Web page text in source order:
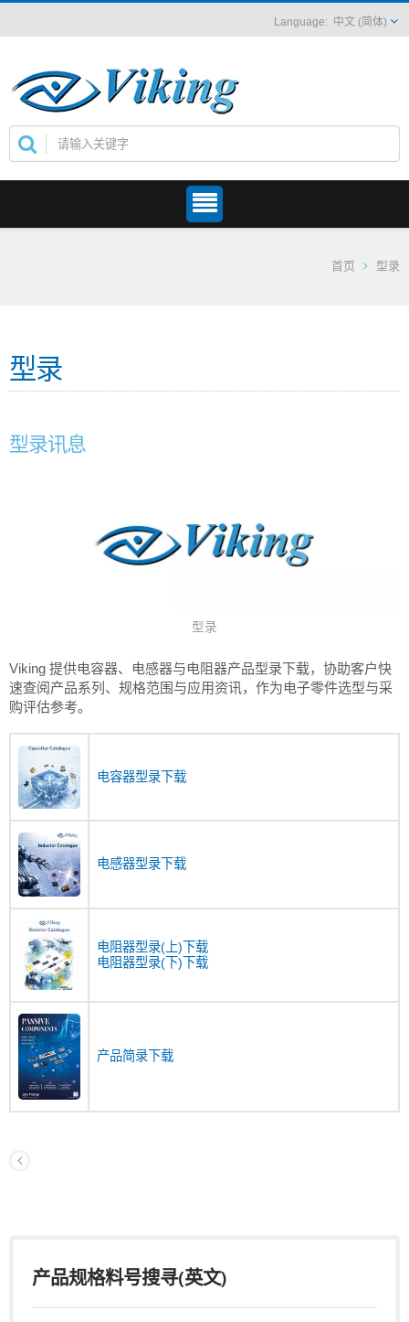
中文 (简体)
首页 型录
型录
型录讯息
型录
Viking 提供电容器、电感器与电阻器产品型录下载，协助客户快
速查阅产品系列、规格范围与应用资讯，作为电子零件选型与采
购评估参考。
电容器型录下载
电感器型录下载
电阻器型录(上)下载
电阻器型录(下)下载
产品简录下载
产品规格料号搜寻(英文)